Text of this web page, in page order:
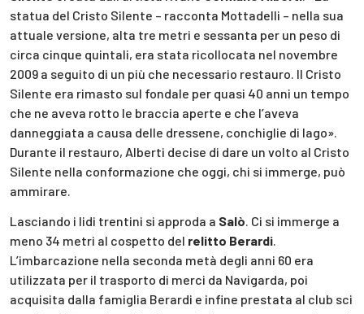
statua del Cristo Silente – racconta Mottadelli – nella sua
attuale versione, alta tre metri e sessanta per un peso di
circa cinque quintali, era stata ricollocata nel novembre
2009 a seguito di un più che necessario restauro. Il Cristo
Silente era rimasto sul fondale per quasi 40 anni un tempo
che ne aveva rotto le braccia aperte e che l’aveva
danneggiata a causa delle dressene, conchiglie di lago».
Durante il restauro, Alberti decise di dare un volto al Cristo
Silente nella conformazione che oggi, chi si immerge, può
ammirare.
Lasciando i lidi trentini si approda a Salò . Ci si immerge a
meno 34 metri al cospetto del relitto Berardi
L’imbarcazione nella seconda metà degli anni 60 era
utilizzata per il trasporto di merci da Navigarda, poi
acquisita dalla famiglia Berardi e infine prestata al club sci